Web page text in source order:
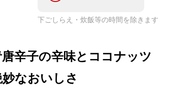
下ごしらえ・炊飯等の時間を除きます
辛子の辛味とココナッツ
なおいしさ